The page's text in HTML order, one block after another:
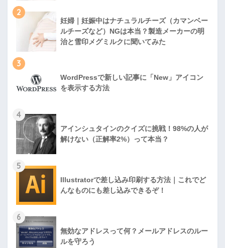
2
妊婦｜妊娠中はナチュラルチーズ（カマンベー
ルチーズなど）NGは本当？製造メーカーの明
治と雪印メグミルクに聞いてみた
3
WordPressで新しい記事に「New」アイコン
を表示する方法
4
アインシュタインのクイズに挑戦！98%の人が
解けない（正解率2%）って本当？
5
Illustratorで差し込み印刷する方法｜これでど
んなものにも差し込みできるぞ！
6
無効なアドレスって何？メールアドレスのルー
ルを守ろう